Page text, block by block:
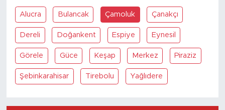
Alucra Bulancak Çamoluk Çanakçı
Dereli Doğankent Espiye Eynesil
Görele Güce Keşap Merkez Piraziz
Şebinkarahisar Tirebolu Yağlıdere